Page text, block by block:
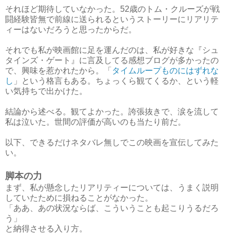
それほど期待していなかった。52歳のトム・クルーズが戦
闘経験皆無で前線に送られるというストーリーにリアリテ
ィーはないだろうと思ったからだ。
それでも私が映画館に足を運んだのは、私が好きな『シュ
タインズ・ゲート』に言及してる感想ブログが多かったの
で、興味を惹かれたから。「 タイムループものにはずれな
し 」という格言もある。ちょっくら観てくるか、という軽
い気持ちで出かけた。
結論から述べる。観てよかった。誇張抜きで、涙を流して
私は泣いた。世間の評価が高いのも当たり前だ。
以下、できるだけネタバレ無しでこの映画を宣伝してみた
い。
脚本の力
まず、私が懸念したリアリティーについては、うまく説明
していたために損ねることがなかった。
「ああ、あの状況ならば、こういうことも起こりうるだろ
う」
と納得させる入り方。